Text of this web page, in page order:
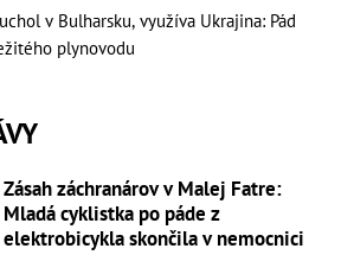
v Bulharsku, využíva Ukrajina: Pád
plynovodu
Zásah záchranárov v Malej Fatre:
Mladá cyklistka po páde z
elektrobicykla skončila v nemocnici